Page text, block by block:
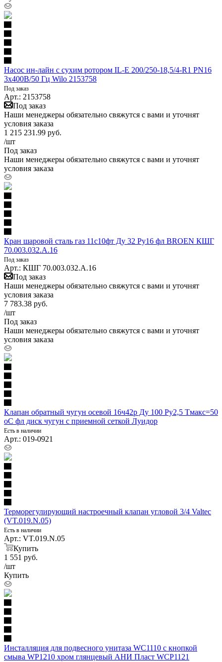
Насос ин-лайн с сухим ротором IL-E 200/250-18,5/4-R1 PN16
3х400В/50 Гц Wilo 2153758
Под заказ
Арт.: 2153758
Под заказ
Наши менеджеры обязательно свяжутся с вами и уточнят
условия заказа
1 215 231.99 руб.
/шт
Под заказ
Наши менеджеры обязательно свяжутся с вами и уточнят
условия заказа
Кран шаровой сталь газ 11с10фт Ду 32 Ру16 фл BROEN КШГ
70.003.032.А.16
Под заказ
Арт.: КШГ 70.003.032.А.16
Под заказ
Наши менеджеры обязательно свяжутся с вами и уточнят
условия заказа
7 783.38 руб.
/шт
Под заказ
Наши менеджеры обязательно свяжутся с вами и уточнят
условия заказа
Клапан обратный чугун осевой 16ч42р Ду 100 Ру2,5 Тмакс=50
оС фл диск чугун с приемной сеткой Луидор
Есть в наличии
Арт.: 019-0921
Терморегулирующий настроечный клапан угловой 3/4 Valtec
(VT.019.N.05)
Есть в наличии
Арт.: VT.019.N.05
Купить
1 551 руб.
/шт
Купить
Инсталляция для подвесного унитаза WC1110 с кнопкой
смыва WP1210 хром глянцевый АНИ Пласт WCP1121